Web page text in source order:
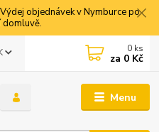
objednávek v Nymburce po
Menu
0 ks
za 0 Kč